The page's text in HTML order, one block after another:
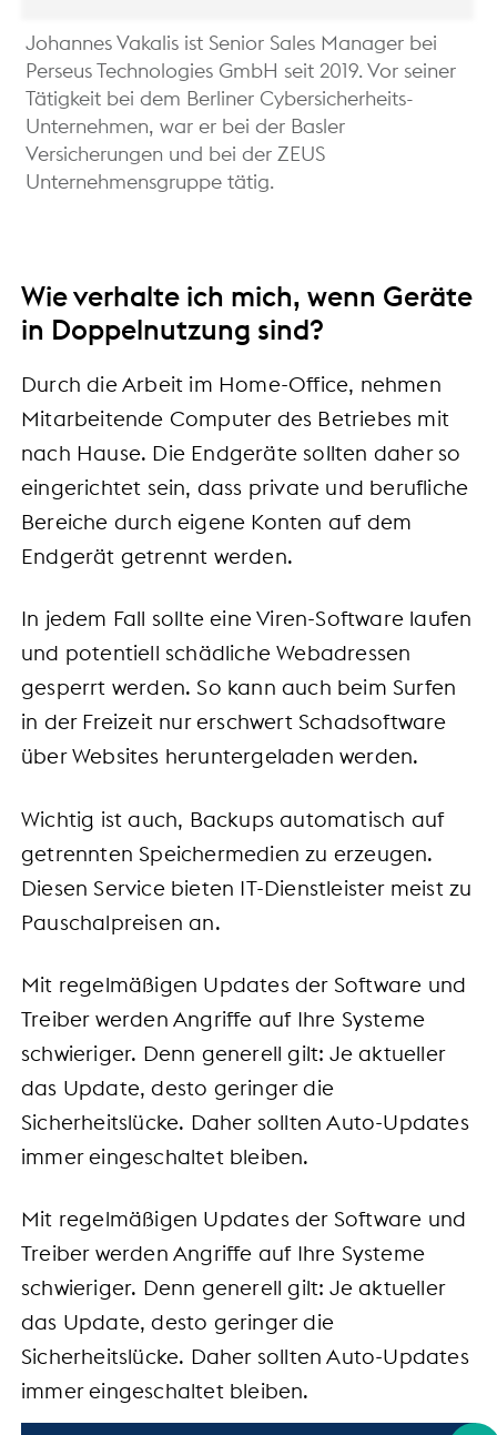
Johannes Vakalis ist Senior Sales Manager bei
Perseus Technologies GmbH seit 2019. Vor seiner
Tätigkeit bei dem Berliner Cybersicherheits-
Unternehmen, war er bei der Basler
Versicherungen und bei der ZEUS
Unternehmensgruppe tätig.
Wie verhalte ich mich, wenn Geräte
in Doppelnutzung sind?
Durch die Arbeit im Home-Office, nehmen
Mitarbeitende Computer des Betriebes mit
nach Hause. Die Endgeräte sollten daher so
eingerichtet sein, dass private und berufliche
Bereiche durch eigene Konten auf dem
Endgerät getrennt werden.
In jedem Fall sollte eine Viren-Software laufen
und potentiell schädliche Webadressen
gesperrt werden. So kann auch beim Surfen
in der Freizeit nur erschwert Schadsoftware
über Websites heruntergeladen werden.
Wichtig ist auch, Backups automatisch auf
getrennten Speichermedien zu erzeugen.
Diesen Service bieten IT-Dienstleister meist zu
Pauschalpreisen an.
Mit regelmäßigen Updates der Software und
Treiber werden Angriffe auf Ihre Systeme
schwieriger. Denn generell gilt: Je aktueller
das Update, desto geringer die
Sicherheitslücke. Daher sollten Auto-Updates
immer eingeschaltet bleiben.
Mit regelmäßigen Updates der Software und
Treiber werden Angriffe auf Ihre Systeme
schwieriger. Denn generell gilt: Je aktueller
das Update, desto geringer die
Sicherheitslücke. Daher sollten Auto-Updates
immer eingeschaltet bleiben.